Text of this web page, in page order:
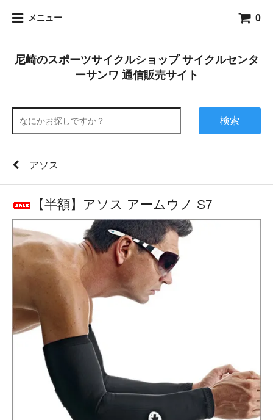
メニュー 0
尼崎のスポーツサイクルショップ サイクルセンタ
ーサンワ 通信販売サイト
検索
アソス
【半額】アソス アームウノ S7